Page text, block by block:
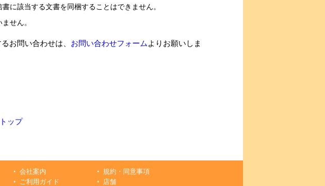
に該当する文書を同梱することはできません。
せん。
お問い合わせは、 お問い合わせフォームよりお願いしま
ップ
会社案内
規約・同意事項
ご利用ガイド 店舗